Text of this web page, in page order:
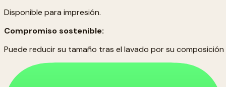
Disponible para impresión.
Compromiso sostenible:
Puede reducir su tamaño tras el lavado por su